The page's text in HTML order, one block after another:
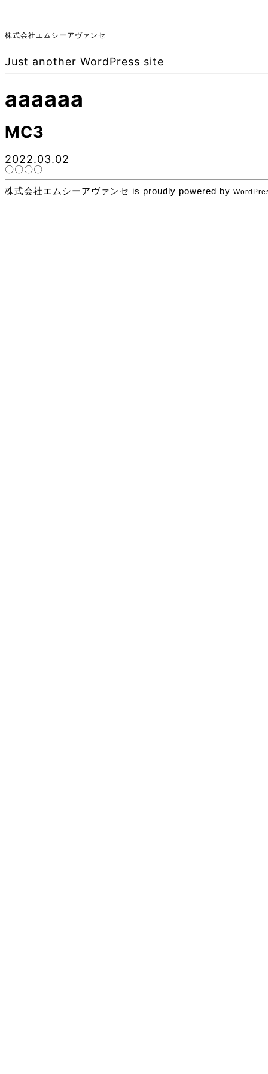
株式会社エムシーアヴァンセ
Just another WordPress site
aaaaaa
MC3
2022.03.02
〇〇〇〇
株式会社エムシーアヴァンセ is proudly powered by